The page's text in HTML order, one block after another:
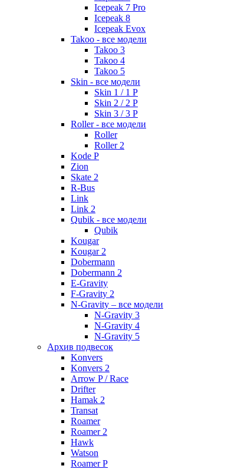
Icepeak 7 Pro
Icepeak 8
Icepeak Evox
Takoo - все модели
Takoo 3
Takoo 4
Takoo 5
Skin - все модели
Skin 1 / 1 P
Skin 2 / 2 P
Skin 3 / 3 P
Roller - все модели
Roller
Roller 2
Kode P
Zion
Skate 2
R-Bus
Link
Link 2
Qubik - все модели
Qubik
Kougar
Kougar 2
Dobermann
Dobermann 2
E-Gravity
F-Gravity 2
N-Gravity – все модели
N-Gravity 3
N-Gravity 4
N-Gravity 5
Архив подвесок
Konvers
Konvers 2
Arrow P / Race
Drifter
Hamak 2
Transat
Roamer
Roamer 2
Hawk
Watson
Roamer P